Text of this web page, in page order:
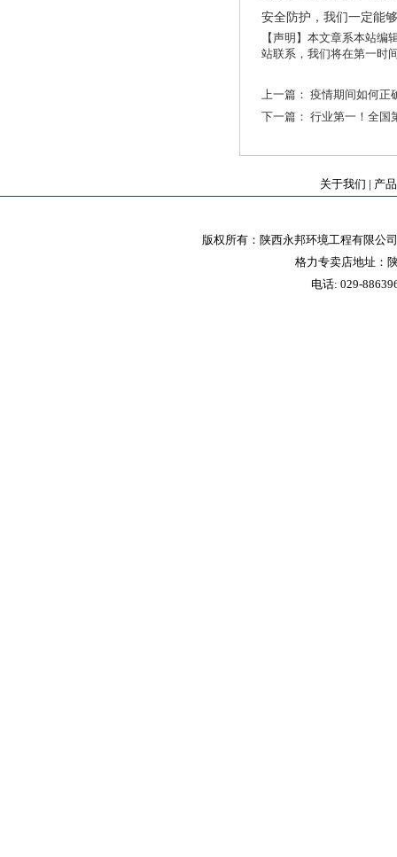
安全防护，我们一定能
【声明】本文章系本站
站联系，我们将在第一时
上一篇： 疫情期间如何正
下一篇： 行业第一！全国
关于我们 | 产
版权所有：陕西永邦环境工程有限公
格力专卖店地址：
电话: 029-